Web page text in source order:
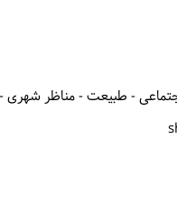
- طبیعت - مناظر شهری